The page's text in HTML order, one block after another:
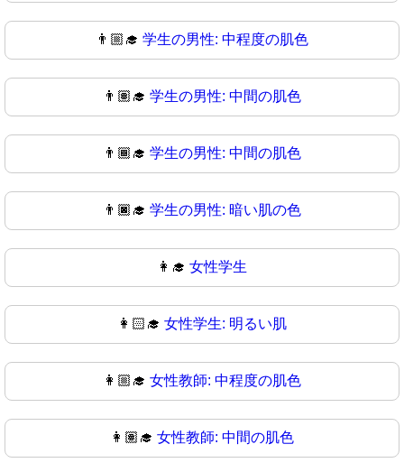
👨🏼‍🎓 学生の男性: 中程度の肌色
👨🏽‍🎓 学生の男性: 中間の肌色
👨🏾‍🎓 学生の男性: 中間の肌色
👨🏿‍🎓 学生の男性: 暗い肌の色
👩‍🎓 女性学生
👩🏻‍🎓 女性学生: 明るい肌
👩🏼‍🎓 女性教師: 中程度の肌色
👩🏽‍🎓 女性教師: 中間の肌色